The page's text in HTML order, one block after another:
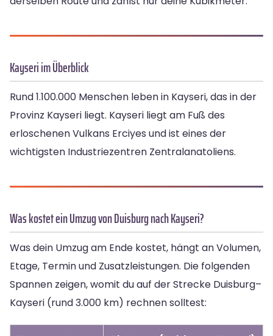
Kayseri im Überblick
Rund 1.100.000 Menschen leben in Kayseri, das in der
Provinz Kayseri liegt. Kayseri liegt am Fuß des
erloschenen Vulkans Erciyes und ist eines der
wichtigsten Industriezentren Zentralanatoliens.
Was kostet ein Umzug von Duisburg nach Kayseri?
Was dein Umzug am Ende kostet, hängt an Volumen,
Etage, Termin und Zusatzleistungen. Die folgenden
Spannen zeigen, womit du auf der Strecke Duisburg–
Kayseri (rund 3.000 km) rechnen solltest: